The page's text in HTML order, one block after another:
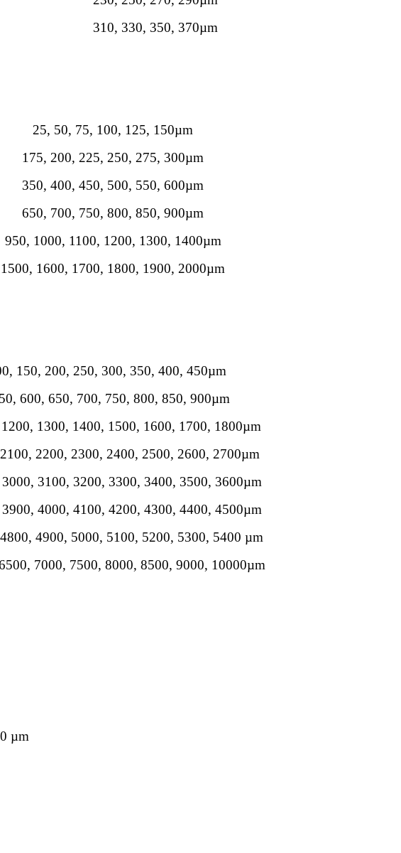
310, 330, 350, 370µm
25, 50, 75, 100, 125, 150µm
175, 200, 225, 250, 275, 300µm
350, 400, 450, 500, 550, 600µm
650, 700, 750, 800, 850, 900µm
950, 1000, 1100, 1200, 1300, 1400µm
1500, 1600, 1700, 1800, 1900, 2000µm
150, 200, 250, 300, 350, 400, 450µm
600, 650, 700, 750, 800, 850, 900µm
1300, 1400, 1500, 1600, 1700, 1800µm
2200, 2300, 2400, 2500, 2600, 2700µm
3100, 3200, 3300, 3400, 3500, 3600µm
4000, 4100, 4200, 4300, 4400, 4500µm
4900, 5000, 5100, 5200, 5300, 5400 µm
7000, 7500, 8000, 8500, 9000, 10000µm
µm